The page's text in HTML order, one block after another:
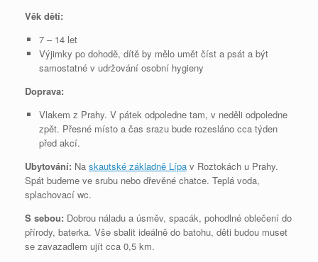
Věk dětí:
7 – 14 let
Výjimky po dohodě, dítě by mělo umět číst a psát a být
samostatné v udržování osobní hygieny
Doprava:
Vlakem z Prahy. V pátek odpoledne tam, v neděli odpoledne
zpět. Přesné místo a čas srazu bude rozesláno cca týden
před akcí.
Ubytování: Na skautské základně Lípa v Roztokách u Prahy.
Spát budeme ve srubu nebo dřevěné chatce. Teplá voda,
splachovací wc.
S sebou: Dobrou náladu a úsměv, spacák, pohodlné oblečení do
přírody, baterka. Vše sbalit ideálně do batohu, děti budou muset
se zavazadlem ujít cca 0,5 km.